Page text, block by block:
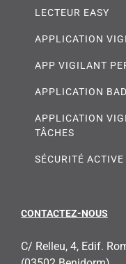
LECTEUR EASY
APPLICATION
APP VIGILANT
APPLICATION
APPLICATION
TÂCHES
SÉCURITÉ ACTIVE
CONTACTEZ-NOUS
C/ Relleu, 4, Edif.